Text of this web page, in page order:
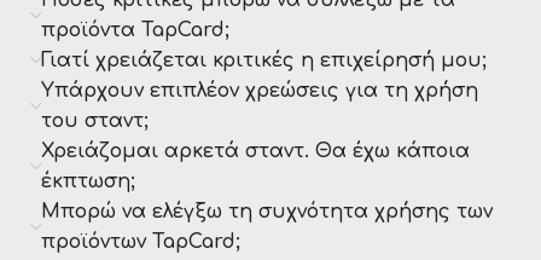
προϊόντα TapCard;
Γιατί χρειάζεται κριτικές η επιχείρησή μου;
Υπάρχουν επιπλέον χρεώσεις για τη χρήση
του σταντ;
Χρειάζομαι αρκετά σταντ. Θα έχω κάποια
έκπτωση;
Μπορώ να ελέγξω τη συχνότητα χρήσης των
προϊόντων TapCard;